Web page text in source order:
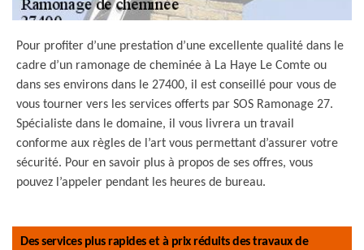
Pour profiter d’une prestation d’une excellente qualité dans le
cadre d’un ramonage de cheminée à La Haye Le Comte ou
dans ses environs dans le 27400, il est conseillé pour vous de
vous tourner vers les services offerts par SOS Ramonage 27.
Spécialiste dans le domaine, il vous livrera un travail
conforme aux règles de l’art vous permettant d’assurer votre
sécurité. Pour en savoir plus à propos de ses offres, vous
pouvez l’appeler pendant les heures de bureau.
Des services plus rapides et à prix réduits des travaux de